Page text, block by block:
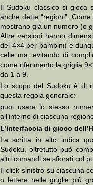
Il Sudoku classico si gioca
anche dette “regioni”.
mostrano già un numero (o
Altre versioni hanno
del 4×4 per bambini) e
celle ma, evitando di
come riferimento la griglia
da 1 a 9.
Lo scopo del Sudoku è di
questa regola generale:
puoi usare lo stesso
all’interno di ciascuna
L’interfaccia di gioco
La scritta in alto indica
Sudoku, oltretutto può
altri comandi se sfiorati col
Il click-sinistro su ciascuna
o lettere nelle griglie più